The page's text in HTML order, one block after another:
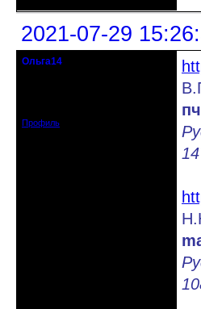
2021-07-29
Ольга14
Профиль